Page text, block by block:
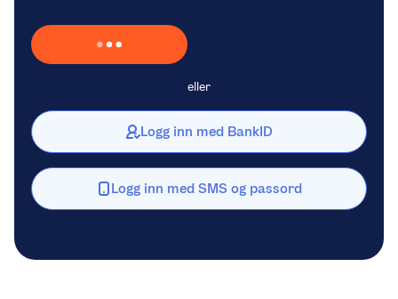
Laster inn Vipps …
eller
Logg inn med BankID
Logg inn med SMS og passord